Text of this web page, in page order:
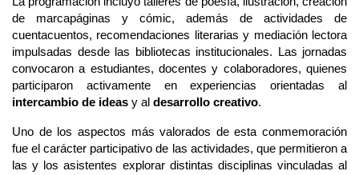
de marcapáginas y cómic, además de actividades de
cuentacuentos, recomendaciones literarias y mediación lectora
impulsadas desde las bibliotecas institucionales. Las jornadas
convocaron a estudiantes, docentes y colaboradores, quienes
intercambio de ideas y al desarrollo creativo.
Uno de los aspectos más valorados de esta conmemoración
fue el carácter participativo de las actividades, que permitieron a
las y los asistentes explorar distintas disciplinas vinculadas al